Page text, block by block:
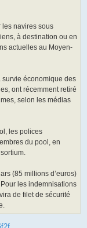
les navires sous
à destination ou en
actuelles au Moyen-
survie économique des
ont récemment retiré
selon les médias
les polices
du pool, en
(85 millions d’euros)
les indemnisations
de filet de sécurité